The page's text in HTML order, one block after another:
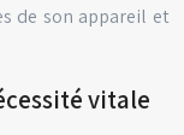
de son appareil et
vitale